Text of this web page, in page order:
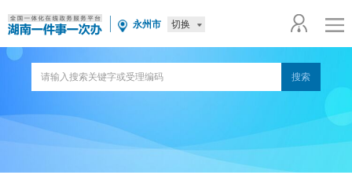
永州市 切换